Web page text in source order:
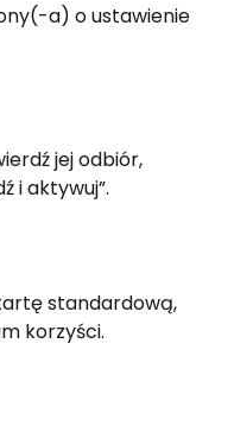
a) o ustawienie
jej odbiór,
i aktywuj”.
standardową,
korzyści.